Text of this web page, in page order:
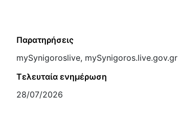
Παρατηρήσεις
mySynigoroslive, mySynigoros.live.gov.gr
Τελευταία ενημέρωση
28/07/2026